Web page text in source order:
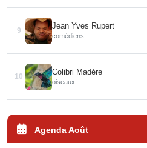
9
Jean Yves Rupert
comédiens
10
Colibri Madére
oiseaux
Agenda Août